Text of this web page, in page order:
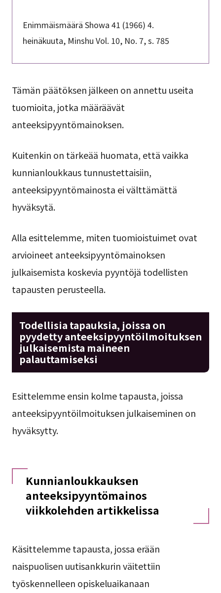
Enimmäismäärä Showa 41 (1966) 4.
heinäkuuta, Minshu Vol. 10, No. 7, s. 785
Tämän päätöksen jälkeen on annettu useita
tuomioita, jotka määräävät
anteeksipyyntömainoksen.
Kuitenkin on tärkeää huomata, että vaikka
kunnianloukkaus tunnustettaisiin,
anteeksipyyntömainosta ei välttämättä
hyväksytä.
Alla esittelemme, miten tuomioistuimet ovat
arvioineet anteeksipyyntömainoksen
julkaisemista koskevia pyyntöjä todellisten
tapausten perusteella.
Todellisia tapauksia, joissa on
pyydetty anteeksipyyntöilmoituksen
julkaisemista maineen
palauttamiseksi
Esittelemme ensin kolme tapausta, joissa
anteeksipyyntöilmoituksen julkaiseminen on
hyväksytty.
Kunnianloukkauksen
anteeksipyyntömainos
viikkolehden artikkelissa
Käsittelemme tapausta, jossa erään
naispuolisen uutisankkurin väitettiin
työskennelleen opiskeluaikanaan